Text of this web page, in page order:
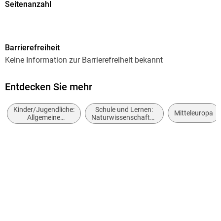
Seitenanzahl
ab 6 Jahre
Reihe
Ulrike Maier
Illustrationen
Barrierefreiheit
Keine Information zur Barrierefreiheit bekannt
Entdecken Sie mehr
Kinder/Jugendliche:
Allgemeine
Interessen
Schule und Lernen:
Naturwissenschaften,
allgemein
Mitteleuropa